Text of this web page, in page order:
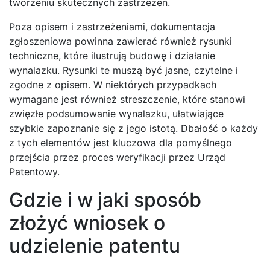
tworzeniu skutecznych zastrzeżeń.
Poza opisem i zastrzeżeniami, dokumentacja
zgłoszeniowa powinna zawierać również rysunki
techniczne, które ilustrują budowę i działanie
wynalazku. Rysunki te muszą być jasne, czytelne i
zgodne z opisem. W niektórych przypadkach
wymagane jest również streszczenie, które stanowi
zwięzłe podsumowanie wynalazku, ułatwiające
szybkie zapoznanie się z jego istotą. Dbałość o każdy
z tych elementów jest kluczowa dla pomyślnego
przejścia przez proces weryfikacji przez Urząd
Patentowy.
Gdzie i w jaki sposób
złożyć wniosek o
udzielenie patentu